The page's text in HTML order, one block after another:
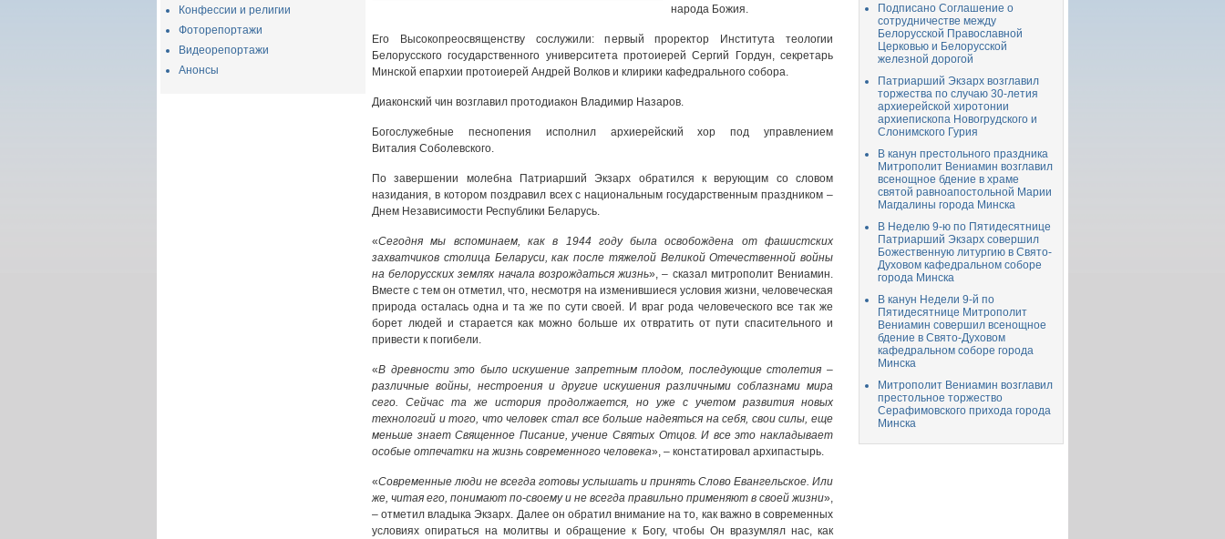
Конфессии и религии
Фоторепортажи
Видеорепортажи
Анонсы
народа Божия.
Его Высокопреосвященству сослужили: первый проректор Института теологии
Белорусского государственного университета протоиерей Сергий Гордун, секретарь
Минской епархии протоиерей Андрей Волков и клирики кафедрального собора.
Диаконский чин возглавил протодиакон Владимир Назаров.
Богослужебные песнопения исполнил архиерейский хор под управлением
Виталия Соболевского.
По завершении молебна Патриарший Экзарх обратился к верующим со словом
назидания, в котором поздравил всех с национальным государственным праздником –
Днем Независимости Республики Беларусь.
«Сегодня мы вспоминаем, как в 1944 году была освобождена от фашистских
захватчиков столица Беларуси, как после тяжелой Великой Отечественной войны
на белорусских землях начала возрождаться жизнь», – сказал митрополит Вениамин.
Вместе с тем он отметил, что, несмотря на изменившиеся условия жизни, человеческая
природа осталась одна и та же по сути своей. И враг рода человеческого все так же
борет людей и старается как можно больше их отвратить от пути спасительного и
привести к погибели.
«В древности это было искушение запретным плодом, последующие столетия –
различные войны, нестроения и другие искушения различными соблазнами мира
сего. Сейчас та же история продолжается, но уже с учетом развития новых
технологий и того, что человек стал все больше надеяться на себя, свои силы, еще
меньше знает Священное Писание, учение Святых Отцов. И все это накладывает
особые отпечатки на жизнь современного человека», – констатировал архипастырь.
«Современные люди не всегда готовы услышать и принять Слово Евангельское. Или
же, читая его, понимают по-своему и не всегда правильно применяют в своей жизни»,
– отметил владыка Экзарх. Далее он обратил внимание на то, как важно в современных
условиях опираться на молитвы и обращение к Богу, чтобы Он вразумлял нас, как
Подписано Соглашение о
сотрудничестве между
Белорусской Православной
Церковью и Белорусской
железной дорогой
Патриарший Экзарх возглавил
торжества по случаю 30-летия
архиерейской хиротонии
архиепископа Новогрудского и
Слонимского Гурия
В канун престольного праздника
Митрополит Вениамин возглавил
всенощное бдение в храме
святой равноапостольной Марии
Магдалины города Минска
В Неделю 9-ю по Пятидесятнице
Патриарший Экзарх совершил
Божественную литургию в Свято-
Духовом кафедральном соборе
города Минска
В канун Недели 9-й по
Пятидесятнице Митрополит
Вениамин совершил всенощное
бдение в Свято-Духовом
кафедральном соборе города
Минска
Митрополит Вениамин возглавил
престольное торжество
Серафимовского прихода города
Минска